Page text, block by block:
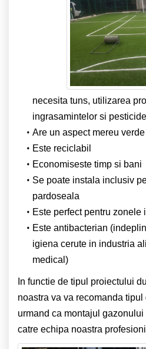
necesita tuns, utilizarea
ingrasamintelor si pesticide
Are un aspect mereu verde
Este reciclabil
Economiseste timp si bani
Se poate instala inclusiv
pardoseala
Este perfect pentru zonele
Este antibacterian
igiena cerute in industria
medical)
In functie de tipul proiectului
noastra va va recomanda tipul
urmand ca montajul
catre echipa noastra